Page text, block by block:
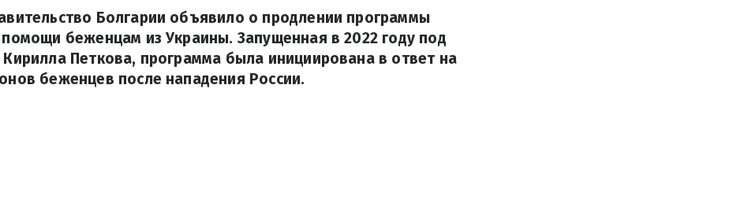
Болгарии объявило о продлении программы
беженцам из Украины. Запущенная в 2022 году под
Петкова, программа была инициирована в ответ на
беженцев после нападения России.